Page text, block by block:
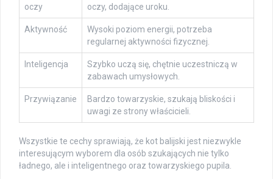
oczy
oczy, dodające uroku.
Aktywność
Wysoki poziom energii, potrzeba
regularnej aktywności fizycznej.
Inteligencja
Szybko uczą się, chętnie uczestniczą w
zabawach umysłowych.
Przywiązanie
Bardzo towarzyskie, szukają bliskości i
uwagi ze strony właścicieli.
Wszystkie te cechy sprawiają, że kot balijski jest niezwykle
interesującym wyborem dla osób szukających nie tylko
ładnego, ale i inteligentnego oraz towarzyskiego pupila.